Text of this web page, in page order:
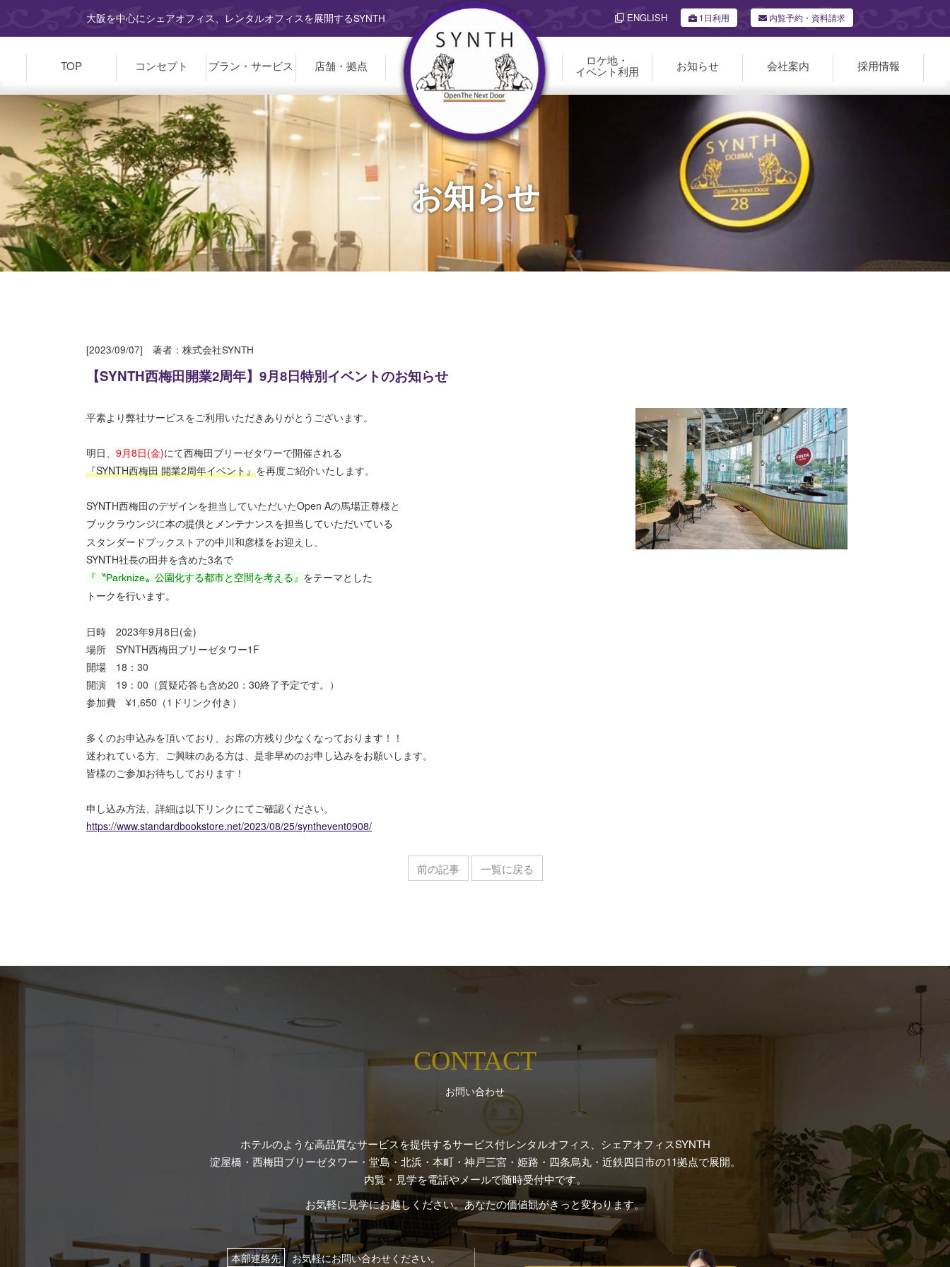
大阪を中心にシェアオフィス、レンタルオフィスを展開するSYNTH ENGLISH 1日利用 内覧予約・資料請求
TOP コンセプト プラン・ サービス 店舗・拠点 ロケ地・
イベント利用 お知らせ 会社案内 採用情報
お知らせ
[2023/09/07] 著者：株式会社SYNTH
【SYNTH西梅田開業2周年】9月8日特別イベントのお知らせ
平素より弊社サービスをご利用いただきありがとうございます。
明日、 9月8日(金)にて西梅田ブリーゼタワーで開催される
『SYNTH西梅田 開業2周年イベント』を再度ご紹介いたします。
SYNTH西梅田のデザインを担当していただいたOpen Aの馬場正尊様と
ブックラウンジに本の提供とメンテナンスを担当していただいている
スタンダードブックストアの中川和彦様をお迎えし、
SYNTH社長の田井を含めた3名で
『〝Parknize〟公園化する都市と空間を考える』 をテーマとした
トークを行います。
日時 2023年9月8日(金)
場所 SYNTH西梅田ブリーゼタワー1F
開場 18：30
開演 19：00（質疑応答も含め20：30終了予定です。）
参加費 ¥1,650（1ドリンク付き）
多くのお申込みを頂いており、お席の方残り少なくなっております！！
迷われている方、ご興味のある方は、是非早めのお申し込みをお願いします。
皆様のご参加お待ちしております！
申し込み方法、詳細は以下リンクにてご確認ください。
https://www.standardbookstore.net/2023/08/25/synthevent0908/
前の記事 一覧に戻る
CONTACT
お問い合わせ
ホテルのような高品質なサービスを提供するサービス付レンタルオフィス、シェアオフィスSYNTH
淀屋橋・西梅田ブリーゼタワー・堂島・北浜・本町・神戸三宮・姫路・四条烏丸・近鉄四日市の11拠点で展開。
内覧・見学を電話やメールで随時受付中です。
お気軽に見学にお越しください。あなたの価値観がきっと変わります。
本部連絡先 お気軽にお問い合わせください。